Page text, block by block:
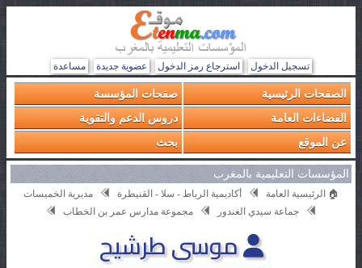
تسجيل الدخول استرجاع رمز الدخول عضوية جديدة مساعدة
الصفحات الرئيسية
صفحات المؤسسة
الفضاءات العامة
دروس الدعم والتقوية
عن الموقع
بحث
المؤسسات التعليمية بالمغرب
🏠 الرئيسية العامة أكاديمية الرباط - سلا - القنيطرة
مديرية الخميسات
جماعة سيدي الغندور
مجموعة مدارس عمر بن الخطاب
موسى طرشيح